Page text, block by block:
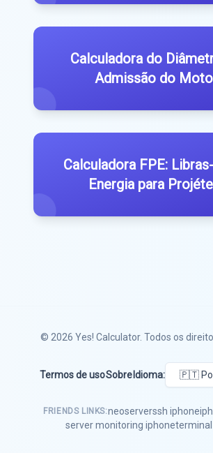
Calculadora do
Admissão do
Calculadora FPE:
Energia para
© 2026 Yes! Calculator. Todos os
Termos de usoSobre Idioma:
FRIENDS LINKS:neoserverssh iphone
server monitoring iphoneterminal